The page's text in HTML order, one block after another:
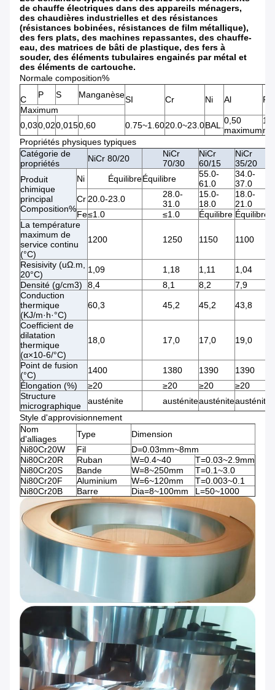
de chauffe électriques dans des appareils ménagers,
des chaudières industrielles et des résistances
(résistances bobinées, résistances de film métallique),
des fers plats, des machines repassantes, des chauffe-
eau, des matrices de bâti de plastique, des fers à
souder, des éléments tubulaires engainés par métal et
des éléments de cartouche.
Normale composition%
C P S ManganèseSI Cr Ni Al
Fe
Maximum
0,030,020,0150,60 0.75~1.6020.0~23.0BAL.0,50
maximum
1,0
Propriétés physiques typiques
Catégorie de
propriétés
NiCr 80/20
NiCr
70/30
NiCr
60/15
NiCr
35/20
Produit
chimique
principal
Composition%
Ni ÉquilibreÉquilibre
55.0-
61.0
34.0-
37.0
Cr20.0-23.0
28.0-
31.0
15.0-
18.0
18.0-
21.0
Fe≤1.0 ≤1.0 Équilibre Équilibre
La température
maximum de
service continu
(°C)
1200 1250 1150 1100
Resisivity (uΩ.m,
20°C)
1,09 1,18 1,11 1,04
Densité (g/cm3)
8,4 8,1 8,2 7,9
Conduction
thermique
(KJ/m·h·°C)
60,3 45,2 45,2 43,8
Coefficient de
dilatation
thermique
(α×10-6/°C)
18,0 17,0 17,0 19,0
Point de fusion
(°C)
1400 1380 1390 1390
Élongation (%)
≥20 ≥20 ≥20 ≥20
Structure
micrographique
austénite austéniteausténiteausténite
Style d'approvisionnement
Nom
d'alliages
Type
Dimension
Ni80Cr20W
Fil
D=0.03mm~8mm
Ni80Cr20R
Ruban W=0.4~40
T=0.03~2.9mm
Ni80Cr20S
Bande W=8~250mm
T=0.1~3.0
Ni80Cr20F
Aluminium W=6~120mm
T=0.003~0.1
Ni80Cr20B
Barre Dia=8~100mm L=50~1000